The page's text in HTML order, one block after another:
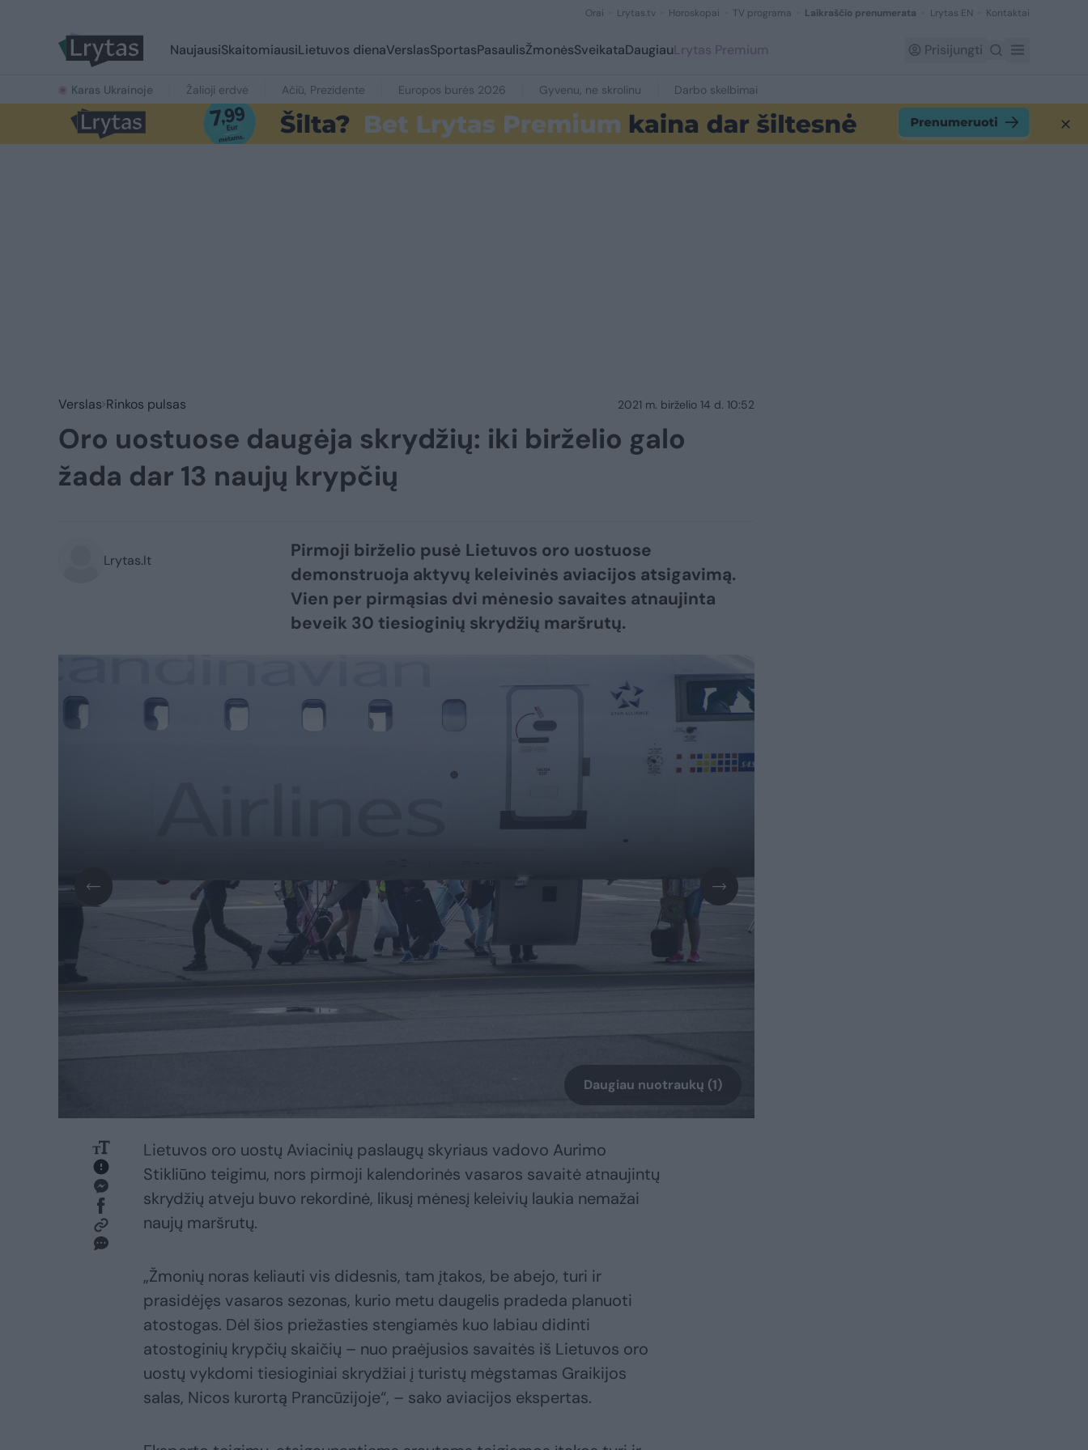
Orai Lrytas.tv Horoskopai TV programa Laikraščio prenumerata Lrytas EN Kontaktai
NaujausiSkaitomiausiLietuvos dienaVerslasSportasPasaulisŽmonėsSveikataDaugiauLrytas Premium Prisijungti
Karas Ukrainoje Žalioji erdvė Ačiū, Prezidente Europos burės 2026 Gyvenu, ne skrolinu Darbo skelbimai
Verslas Rinkos pulsas 2021 m. birželio 14 d. 10:52
Oro uostuose daugėja skrydžių: iki birželio galo
žada dar 13 naujų krypčių
Lrytas.lt
Pirmoji birželio pusė Lietuvos oro uostuose
demonstruoja aktyvų keleivinės aviacijos atsigavimą.
Vien per pirmąsias dvi mėnesio savaites atnaujinta
beveik 30 tiesioginių skrydžių maršrutų.
Daugiau nuotraukų (1)
Lietuvos oro uostų Aviacinių paslaugų skyriaus vadovo Aurimo
Stikliūno teigimu, nors pirmoji kalendorinės vasaros savaitė atnaujintų
skrydžių atveju buvo rekordinė, likusį mėnesį keleivių laukia nemažai
naujų maršrutų.
„Žmonių noras keliauti vis didesnis, tam įtakos, be abejo, turi ir
prasidėjęs vasaros sezonas, kurio metu daugelis pradeda planuoti
atostogas. Dėl šios priežasties stengiamės kuo labiau didinti
atostoginių krypčių skaičių – nuo praėjusios savaitės iš Lietuvos oro
uostų vykdomi tiesioginiai skrydžiai į turistų mėgstamas Graikijos
salas, Nicos kurortą Prancūzijoje“, – sako aviacijos ekspertas.